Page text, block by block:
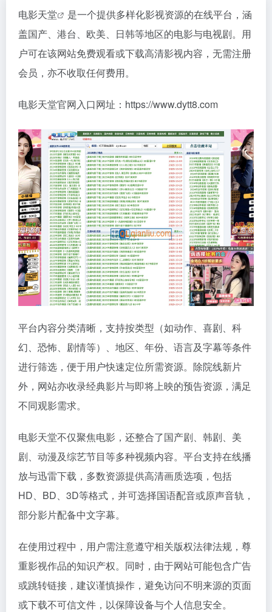
电影天堂
是一个提供多样化影视资源的在线平台，涵
盖国产、港台、欧美、日韩等地区的电影与电视剧。用
户可在该网站免费观看或下载高清影视内容，无需注册
会员，亦不收取任何费用。
电影天堂官网入口网址：https://www.dytt8.com
平台内容分类清晰，支持按类型（如动作、喜剧、科
幻、恐怖、剧情等）、地区、年份、语言及字幕等条件
进行筛选，便于用户快速定位所需资源。除院线新片
外，网站亦收录经典影片与即将上映的预告资源，满足
不同观影需求。
电影天堂不仅聚焦电影，还整合了国产剧、韩剧、美
剧、动漫及综艺节目等多种视频内容。平台支持在线播
放与迅雷下载，多数资源提供高清画质选项，包括
HD、BD、3D等格式，并可选择国语配音或原声音轨，
部分影片配备中文字幕。
在使用过程中，用户需注意遵守相关版权法律法规，尊
重影视作品的知识产权。同时，由于网站可能包含广告
或跳转链接，建议谨慎操作，避免访问不明来源的页面
或下载不可信文件，以保障设备与个人信息安全。